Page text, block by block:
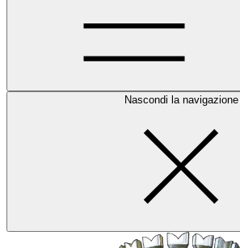
Nascondi la navigazione